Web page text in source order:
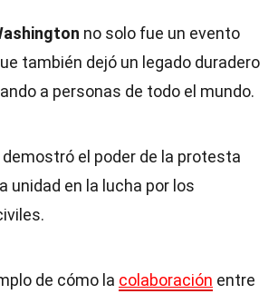
no solo fue un evento
también dejó un legado duradero
a personas de todo el mundo.
el poder de la protesta
unidad en la lucha por los
de cómo la colaboración entre